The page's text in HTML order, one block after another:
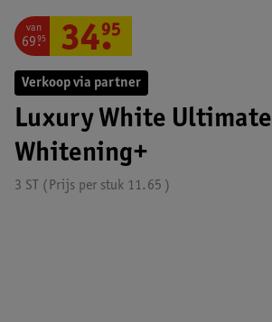
Verkoop via partner
Luxury White Ultimate
Whitening+
3 ST 11.65
Prijs per stuk
van
69.
95 34.
95